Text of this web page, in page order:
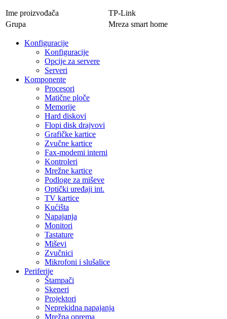
Ime proizvođača
TP-Link
Grupa
Mreza smart home
Konfiguracije
Konfiguracije
Opcije za servere
Serveri
Komponente
Procesori
Matične ploče
Memorije
Hard diskovi
Flopi disk drajvovi
Grafičke kartice
Zvučne kartice
Fax-modemi interni
Kontroleri
Mrežne kartice
Podloge za miševe
Optički uređaji int.
TV kartice
Kućišta
Napajanja
Monitori
Tastature
Miševi
Zvučnici
Mikrofoni i slušalice
Periferije
Štampači
Skeneri
Projektori
Neprekidna napajanja
Mrežna oprema